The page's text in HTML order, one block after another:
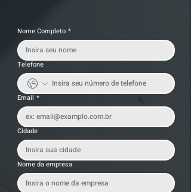
Nome Completo *
Telefone
Email *
Cidade
Nome da empresa